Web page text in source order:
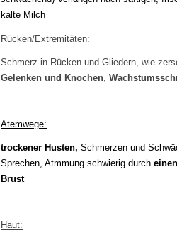
kalte Milch
Rücken/Extremitäten:
Schmerz in Rücken und Gliedern, wie
Gelenken und Knochen
Atemwege:
trockener Husten, Schmerzen und
Sprechen, Atmmung schwierig durch
Brust
Haut: